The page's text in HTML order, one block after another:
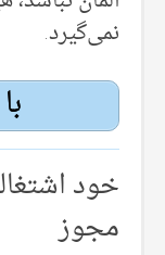
نمی‌‌گیرد.
خود
مجوز